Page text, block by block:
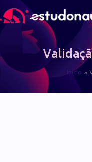
para
conteúdo
Início